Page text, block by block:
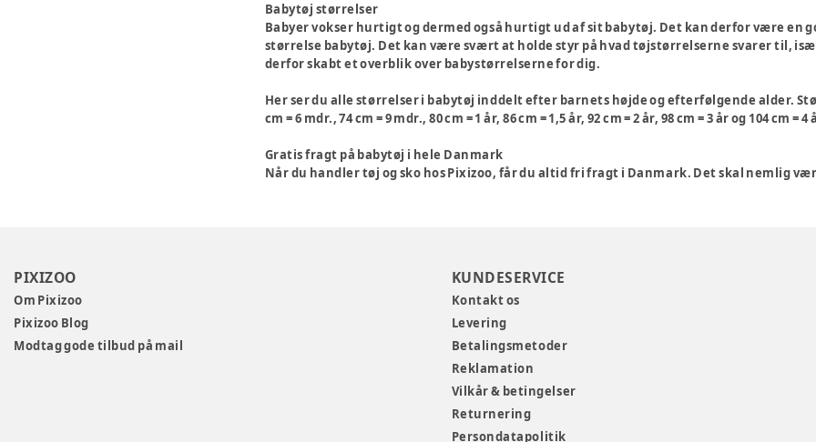
Babytøj størrelser
Babyer vokser hurtigt og dermed også hurtigt ud af sit babytøj. Det kan derfor være en
størrelse babytøj. Det kan være svært at holde styr på hvad tøjstørrelserne svarer til,
derfor skabt et overblik over babystørrelserne for dig.
Her ser du alle størrelser i babytøj inddelt efter barnets højde og efterfølgende alder.
cm = 6 mdr., 74 cm = 9 mdr., 80 cm = 1 år, 86 cm = 1,5 år, 92 cm = 2 år, 98 cm = 3 år og 104 cm = 4
Gratis fragt på babytøj i hele Danmark
Når du handler tøj og sko hos Pixizoo, får du altid fri fragt i Danmark. Det skal nemlig
PIXIZOO
Om Pixizoo
Pixizoo Blog
Modtag gode tilbud på mail
KUNDESERVICE
Kontakt os
Levering
Betalingsmetoder
Reklamation
Vilkår & betingelser
Returnering
Persondatapolitik